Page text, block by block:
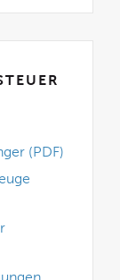
(PDF)